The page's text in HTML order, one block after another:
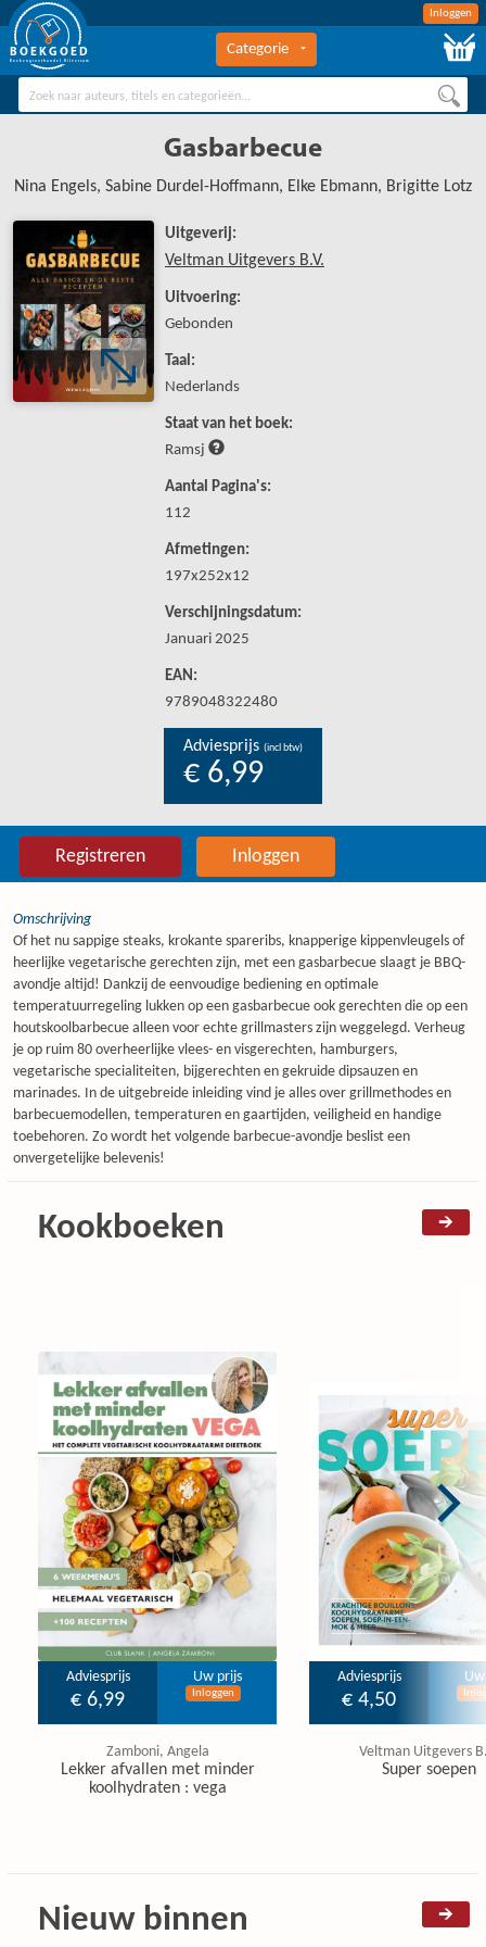
Inloggen
BOEKGOED
Boekengroothandel Hilversum
Categorie
Gasbarbecue
Nina Engels, Sabine Durdel-Hoffmann, Elke Ebmann, Brigitte Lotz
Uitgeverij:
Veltman Uitgevers B.V.
Uitvoering:
Gebonden
Taal:
Nederlands
Staat van het boek:
Ramsj
Aantal Pagina's:
112
Afmetingen:
197x252x12
Verschijningsdatum:
Januari 2025
EAN:
9789048322480
Adviesprijs (incl btw)
€ 6,99
Registreren Inloggen
Omschrijving
Of het nu sappige steaks, krokante spareribs, knapperige kippenvleugels of
heerlijke vegetarische gerechten zijn, met een gasbarbecue slaagt je BBQ-
avondje altijd! Dankzij de eenvoudige bediening en optimale
temperatuurregeling lukken op een gasbarbecue ook gerechten die op een
houtskoolbarbecue alleen voor echte grillmasters zijn weggelegd. Verheug
je op ruim 80 overheerlijke vlees- en visgerechten, hamburgers,
vegetarische specialiteiten, bijgerechten en gekruide dipsauzen en
marinades. In de uitgebreide inleiding vind je alles over grillmethodes en
barbecuemodellen, temperaturen en gaartijden, veiligheid en handige
toebehoren. Zo wordt het volgende barbecue-avondje beslist een
onvergetelijke belevenis!
Kookboeken
Adviesprijs
€ 6,99
Uw prijs
Inloggen
Zamboni, Angela
Lekker afvallen met minder
koolhydraten : vega
Adviesprijs
€ 4,50
Veltman Uitgevers
Super soepen
Nieuw binnen